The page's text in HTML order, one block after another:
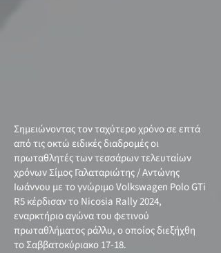
Σημειώνοντας τον ταχύτερο χρόνο σε επτά
από τις οκτώ ειδικές διαδρομές οι
πρωταθλητές των τεσσάρων τελευταίων
χρόνων Σίμος Γαλαταριώτης / Αντώνης
Ιωάννου με το γνώριμο Volkswagen Polo GTi
R5 κέρδισαν το Nicosia Rally 2024,
εναρκτήριο αγώνα του φετινού
πρωταθλήματος ράλλυ, ο οποίος διεξήχθη
το Σαββατοκύριακο 17-18.